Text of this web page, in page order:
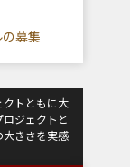
募集
トともに大
ジェクトと
大きさを実感